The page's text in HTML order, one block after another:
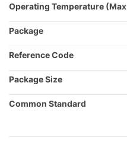
Operating Temperature
Package
Reference Code
Package Size
Common Standard